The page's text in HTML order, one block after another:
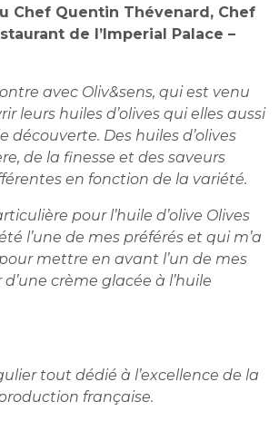
Chef Quentin Thévenard, Chef
de l’Imperial Palace –
avec Oliv&sens, qui est venu
leurs huiles d’olives qui elles aussi
découverte. Des huiles d’olives
de la finesse et des saveurs
en fonction de la variété.
pour l’huile d’olive Olives
l’une de mes préférés et qui m’a
mettre en avant l’un de mes
crème glacée à l’huile
tout dédié à l’excellence de la
française.